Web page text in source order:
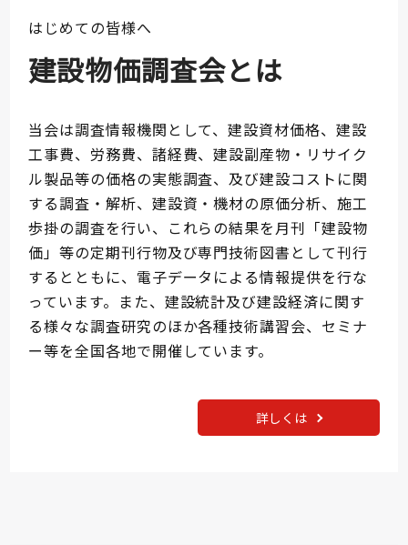
はじめての皆様へ
建設物価調査会とは
当会は調査情報機関として、建設資材価格、建設
工事費、労務費、諸経費、建設副産物・リサイク
ル製品等の価格の実態調査、及び建設コストに関
する調査・解析、建設資・機材の原価分析、施工
歩掛の調査を行い、これらの結果を月刊「建設物
価」等の定期刊行物及び専門技術図書として刊行
するとともに、電子データによる情報提供を行な
っています。また、建設統計及び建設経済に関す
る様々な調査研究のほか各種技術講習会、セミナ
ー等を全国各地で開催しています。
詳しくは